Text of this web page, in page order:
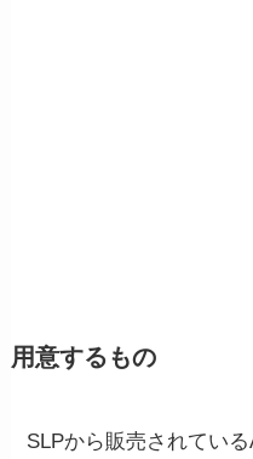
用意するもの
SLPから販売されてい